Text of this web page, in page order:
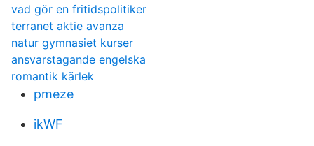
vad gör en fritidspolitiker
terranet aktie avanza
natur gymnasiet kurser
ansvarstagande engelska
romantik kärlek
pmeze
ikWF